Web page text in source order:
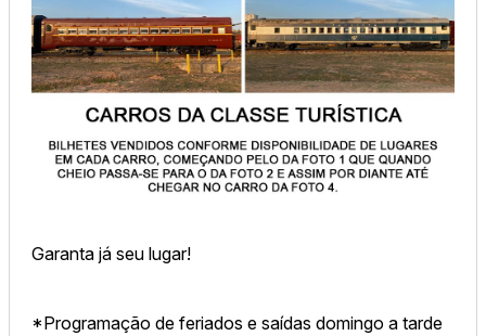
Garanta já seu lugar!
*Programação de feriados e saídas domingo a tarde